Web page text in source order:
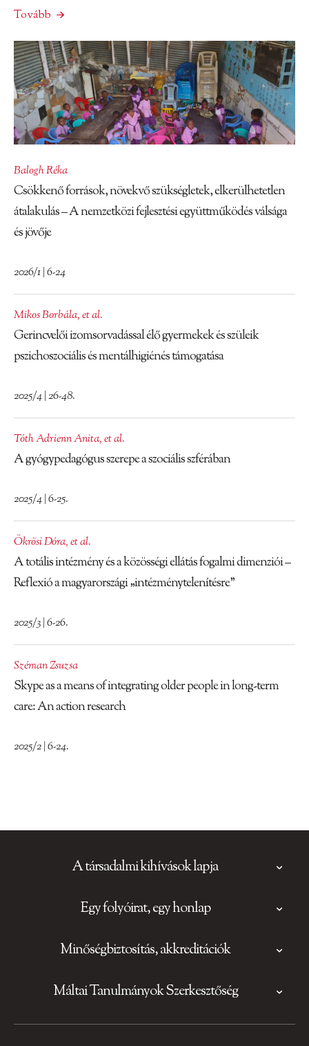
Tovább
Balogh Réka
Csökkenő források, növekvő szükségletek, elkerülhetetlen
átalakulás – A nemzetközi fejlesztési együttműködés válsága
és jövője
2026/1 | 6-24
Mikos Borbála,et al.
Gerincvelői izomsorvadással élő gyermekek és szüleik
pszichoszociális és mentálhigiénés támogatása
2025/4 | 26-48.
Tóth Adrienn Anita,et al.
A gyógypedagógus szerepe a szociális szférában
2025/4 | 6-25.
Ökrösi Dóra,et al.
A totális intézmény és a közösségi ellátás fogalmi dimenziói –
Reflexió a magyarországi „intézménytelenítésre”
2025/3 | 6-26.
Széman Zsuzsa
Skype as a means of integrating older people in long-term
care: An action research
2025/2 | 6-24.
A társadalmi kihívások lapja
Egy folyóirat, egy honlap
Minőségbiztosítás, akkreditációk
Máltai Tanulmányok Szerkesztőség